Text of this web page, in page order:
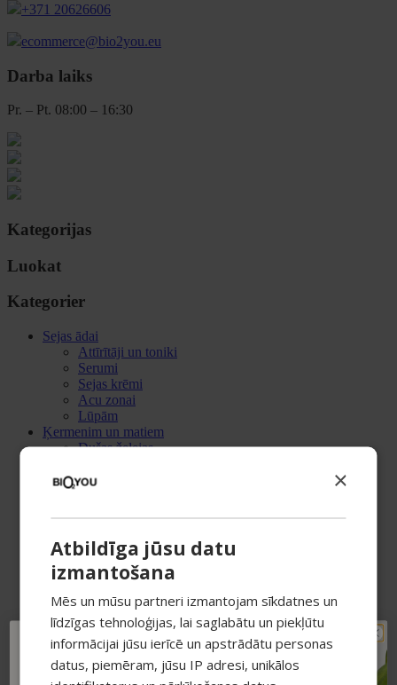
+371 20626606
ecommerce@bio2you.eu
Darba laiks
Pr. – Pt. 08:00 – 16:30
Kategorijas
Luokat
Kategorier
Sejas ādai
Attīrītāji un toniki
Serumi
Sejas krēmi
Acu zonai
Lūpām
Ķermenim un matiem
Dušas želejas
Losjoni un krēmi
Šampūni
Maskas un kondicionieri
Serumi matiem
Vannai un SPA
Vannas bumbas
Vannas sāls un pulveri
Ziepes
Sveces
×
Atbildīga jūsu datu
izmantošana
Mēs un mūsu partneri izmantojam sīkdatnes un
līdzīgas tehnoloģijas, lai saglabātu un piekļūtu
informācijai jūsu ierīcē un apstrādātu personas
datus, piemēram, jūsu IP adresi, unikālos
TAVAM PIRMAJAM
PIRKUMAM PAPILDUS